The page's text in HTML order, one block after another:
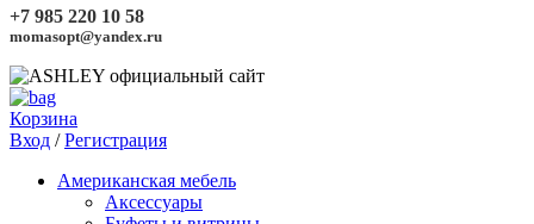
+7 985 220 10 58
momasopt@yandex.ru
Корзина
Вход /Регистрация
Американская мебель
Аксессуары